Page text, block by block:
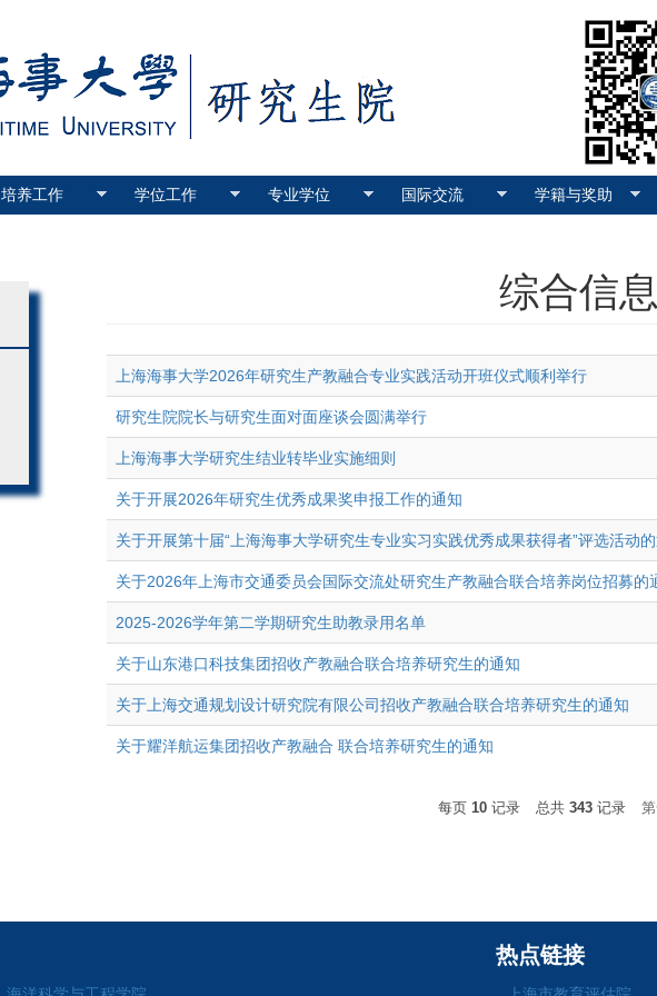
培养工作 学位工作 专业学位 国际交流 学籍与奖助
综合信息
上海海事大学2026年研究生产教融合专业实践活动开班仪式顺利举行
研究生院院长与研究生面对面座谈会圆满举行
上海海事大学研究生结业转毕业实施细则
关于开展2026年研究生优秀成果奖申报工作的通知
关于开展第十届“上海海事大学研究生专业实习实践优秀成果获得者”评选活动
关于2026年上海市交通委员会国际交流处研究生产教融合联合培养岗位招募的
2025-2026学年第二学期研究生助教录用名单
关于山东港口科技集团招收产教融合联合培养研究生的通知
关于上海交通规划设计研究院有限公司招收产教融合联合培养研究生的通知
关于耀洋航运集团招收产教融合 联合培养研究生的通知
每页 10 记录 总共 343 记录
热点链接